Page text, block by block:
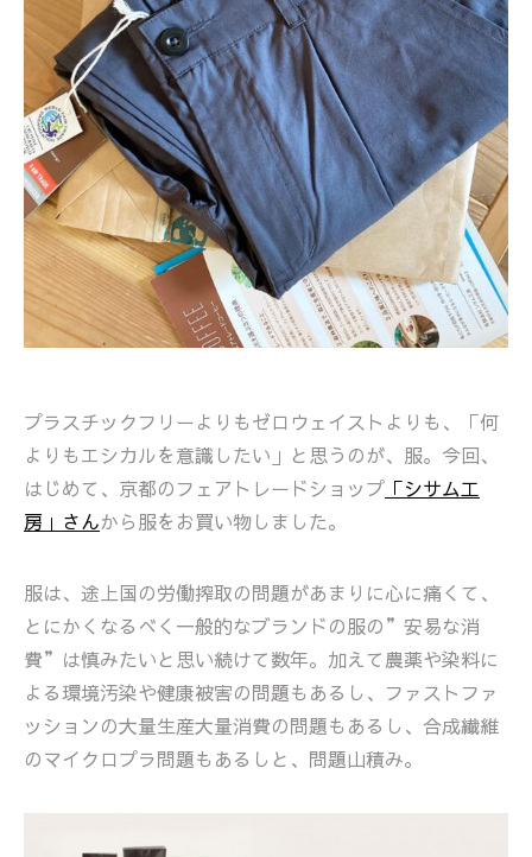
プラスチックフリーよりもゼロウェイストよりも、「何
よりもエシカルを意識したい」と思うのが、服。今回、
はじめて、京都のフェアトレードショップ 「シサム工
房」さんから服をお買い物しました。
服は、途上国の労働搾取の問題があまりに心に痛くて、
とにかくなるべく一般的なブランドの服の”安易な消
費”は慎みたいと思い続けて数年。加えて農薬や染料に
よる環境汚染や健康被害の問題もあるし、ファストファ
ッションの大量生産大量消費の問題もあるし、合成繊維
のマイクロプラ問題もあるしと、問題山積み。